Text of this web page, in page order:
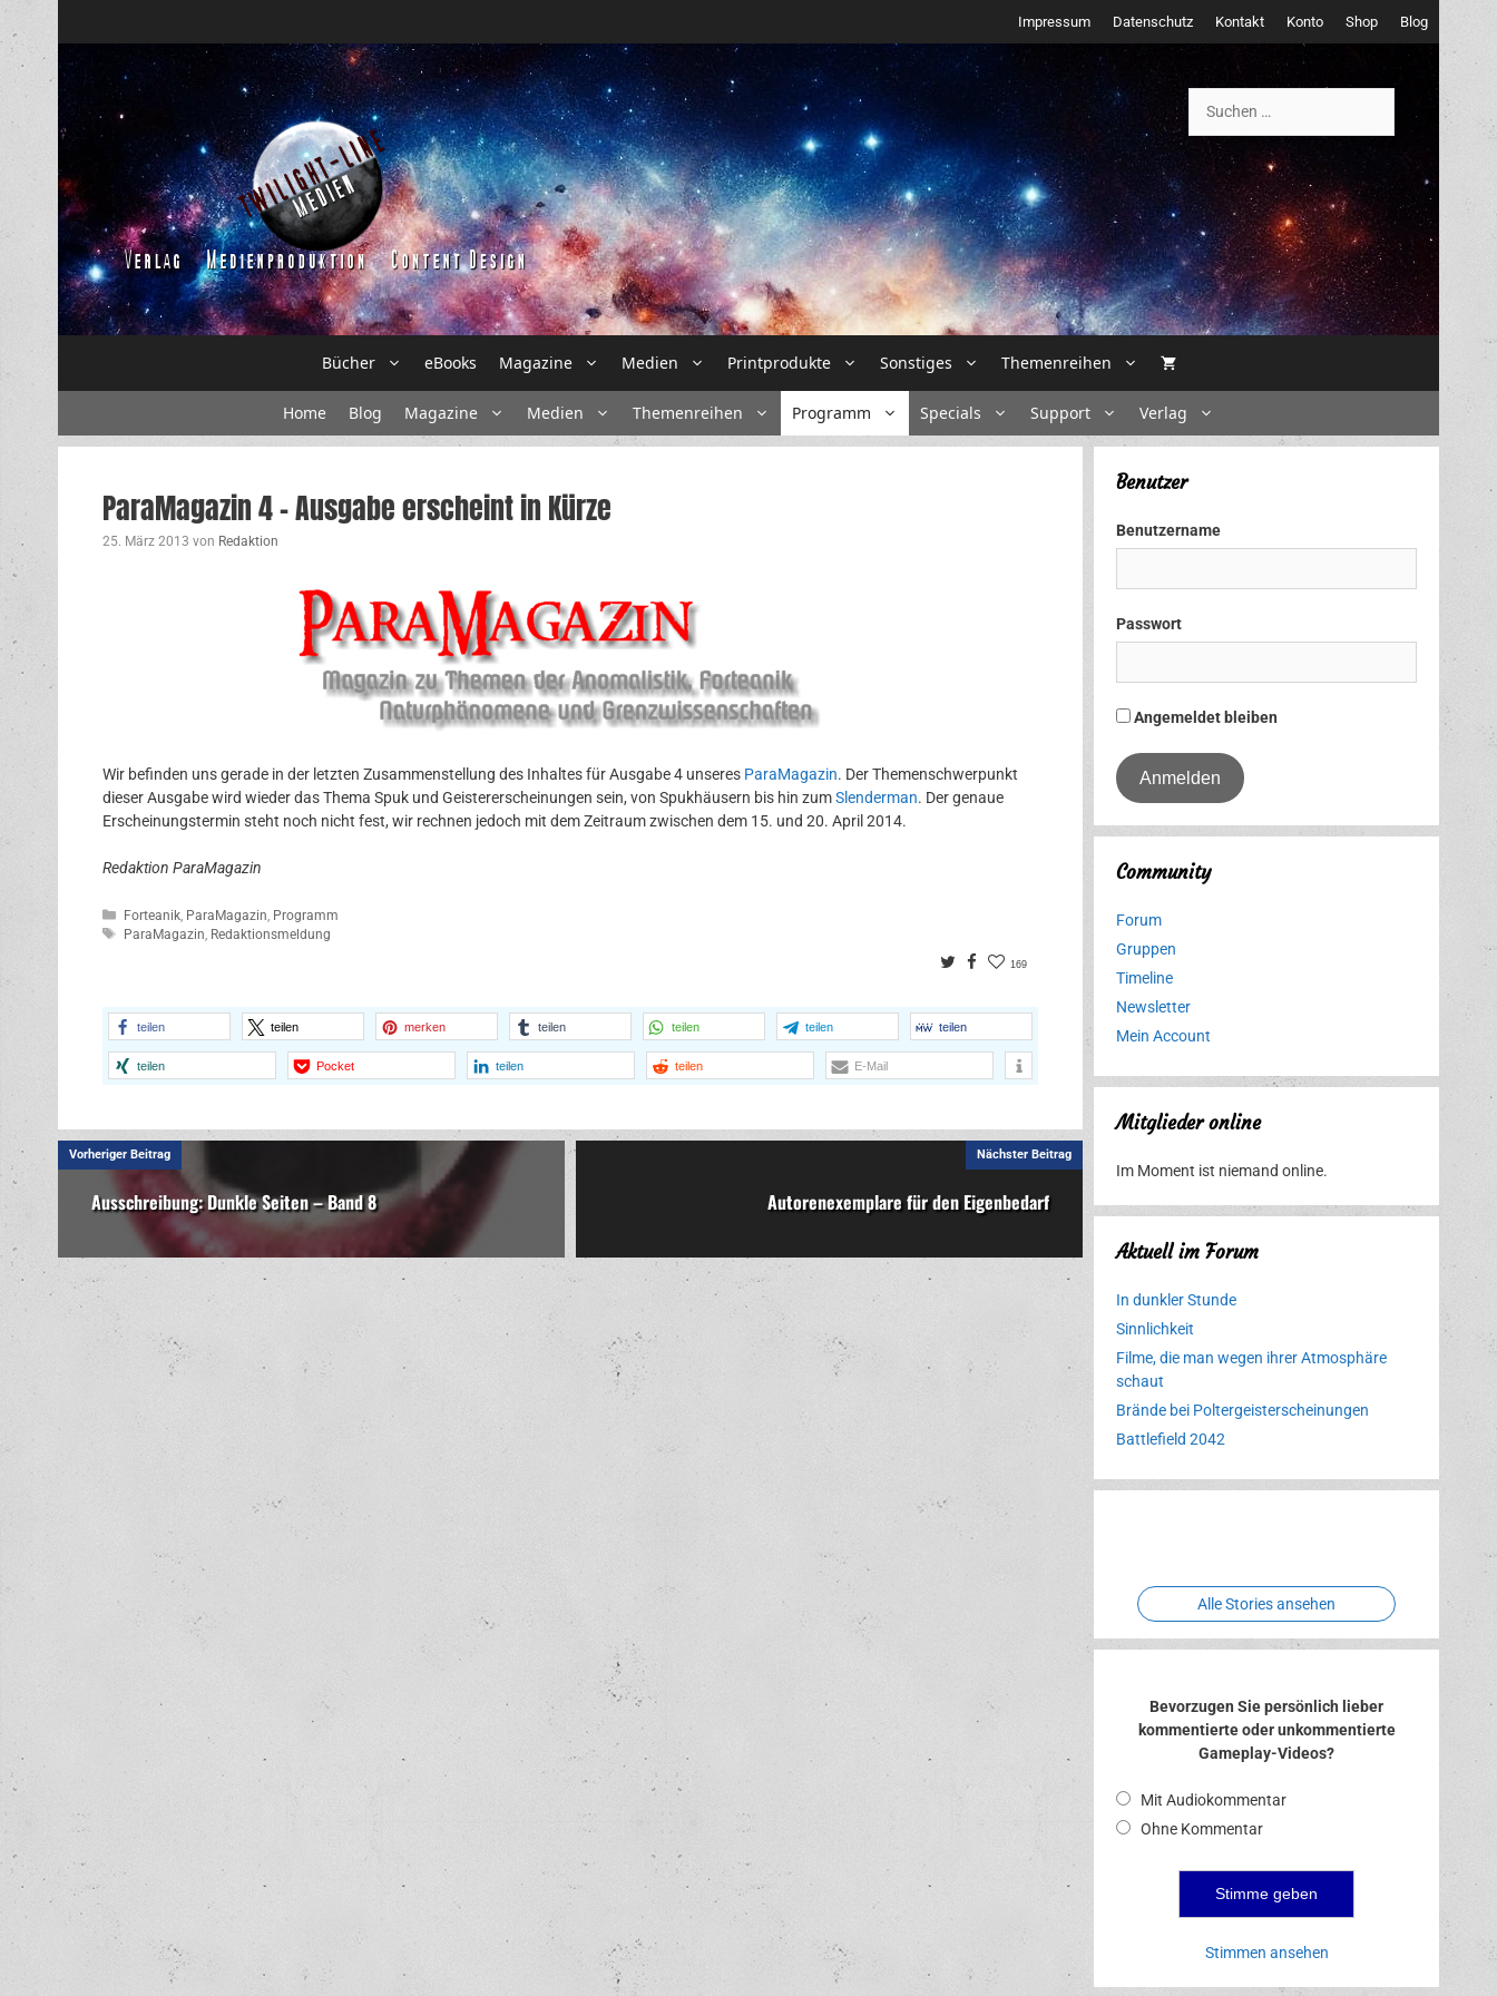
Inhalt
springen
Impressum Datenschutz Kontakt Konto Shop Blog
nach:
Bücher eBooks Magazine Medien Printprodukte Sonstiges Themenreihen
Home Blog Magazine Medien Themenreihen Programm Specials Support Verlag
ParaMagazin 4 – Ausgabe erscheint in Kürze
25. März 2013 von Redaktion
Wir befinden uns gerade in der letzten Zusammenstellung des Inhaltes für Ausgabe 4 unseres ParaMagazin. Der Themenschwerpunkt
dieser Ausgabe wird wieder das Thema Spuk und Geistererscheinungen sein, von Spukhäusern bis hin zumSlenderman. Der genaue
Erscheinungstermin steht noch nicht fest, wir rechnen jedoch mit dem Zeitraum zwischen dem 15. und 20. April 2014.
Redaktion ParaMagazin
Kategorien
Forteanik ParaMagazin Programm
Schlagwörter
ParaMagazin Redaktionsmeldung
TwitterFacebook
169
teilen teilen merken teilen teilen teilen teilen
teilen Pocket teilen teilen E-Mail
Vorheriger Beitrag
Ausschreibung: Dunkle Seiten – Band 8
Nächster Beitrag
Autorenexemplare für den Eigenbedarf
Benutzer
Benutzername
Passwort
Angemeldet bleiben
Community
Forum
Gruppen
Timeline
Newsletter
Mein Account
Mitglieder online
Im Moment ist niemand online.
Aktuell im Forum
In dunkler Stunde
Sinnlichkeit
Filme, die man wegen ihrer Atmosphäre
schaut
Brände bei Poltergeisterscheinungen
Battlefield 2042
Erlebnispark
Verbotene
Alle Stories ansehen
Bevorzugen Sie persönlich lieber
kommentierte oder unkommentierte
Gameplay-Videos?
Mit Audiokommentar
Ohne Kommentar
Stimmen ansehen